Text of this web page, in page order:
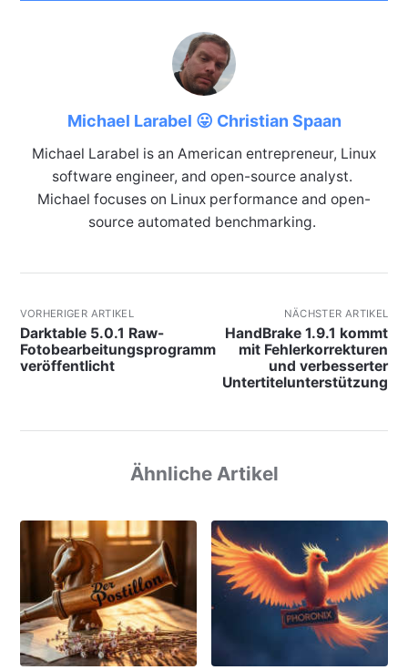
Michael Larabel 😛 Christian Spaan
Michael Larabel is an American entrepreneur, Linux
software engineer, and open-source analyst.
Michael focuses on Linux performance and open-
source automated benchmarking.
VORHERIGER ARTIKEL
Darktable 5.0.1 Raw-
Fotobearbeitungsprogramm
veröffentlicht
NÄCHSTER ARTIKEL
HandBrake 1.9.1 kommt
mit Fehlerkorrekturen
und verbesserter
Untertitelunterstützung
Ähnliche Artikel